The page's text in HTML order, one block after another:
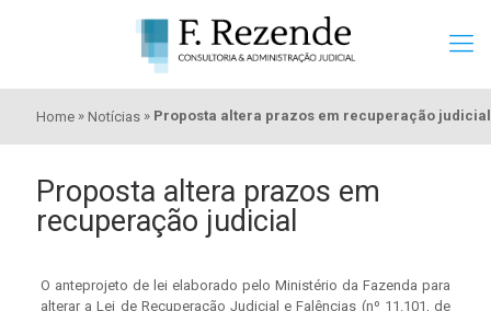
Home » Notícias » Proposta altera prazos em recuperação judicial
Proposta altera prazos em
recuperação judicial
O anteprojeto de lei elaborado pelo Ministério da Fazenda para
alterar a Lei de Recuperação Judicial e Falências (nº 11.101, de